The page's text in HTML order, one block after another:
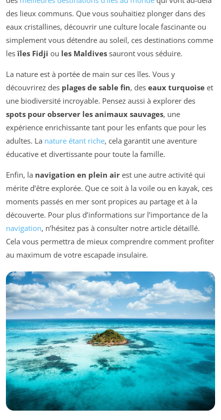
des lieux communs. Que vous souhaitiez plonger dans des
eaux cristallines, découvrir une culture locale fascinante ou
simplement vous détendre au soleil, ces destinations comme
lesîles Fidji ou les Maldives sauront vous séduire.
La nature est à portée de main sur ces îles. Vous y
découvrirez des plages de sable fin, des eaux turquoise et
une biodiversité incroyable. Pensez aussi à explorer des
spots pour observer les animaux sauvages, une
expérience enrichissante tant pour les enfants que pour les
adultes. La nature étant riche, cela garantit une aventure
éducative et divertissante pour toute la famille.
Enfin, la navigation en plein air est une autre activité qui
mérite d’être explorée. Que ce soit à la voile ou en kayak, ces
moments passés en mer sont propices au partage et à la
découverte. Pour plus d’informations sur l’importance de la
navigation, n’hésitez pas à consulter notre article détaillé.
Cela vous permettra de mieux comprendre comment profiter
au maximum de votre escapade insulaire.